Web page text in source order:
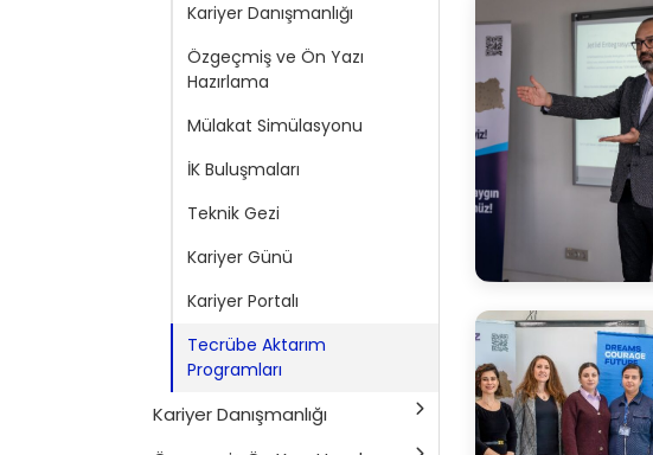
Kariyer Danışmanlığı
Özgeçmiş ve Ön Yazı
Hazırlama
Mülakat Simülasyonu
İK Buluşmaları
Teknik Gezi
Kariyer Günü
Kariyer Portalı
Tecrübe Aktarım
Programları
Kariyer Danışmanlığı